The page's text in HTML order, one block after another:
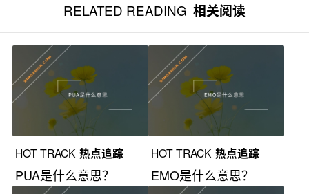
RELATED READING 相关阅读
HOT TRACK 热点追踪
PUA是什么意思？
HOT TRACK 热点追踪
EMO是什么意思？